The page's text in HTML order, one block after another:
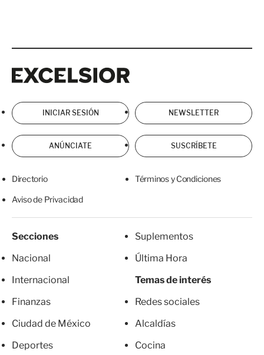
INICIAR SESIÓN NEWSLETTER
ANÚNCIATE SUSCRÍBETE
Directorio Términos y Condiciones
Aviso de Privacidad
Secciones
Nacional
Internacional
Finanzas
Ciudad de México
Deportes
Suplementos
Última Hora
Temas de interés
Redes sociales
Alcaldías
Cocina